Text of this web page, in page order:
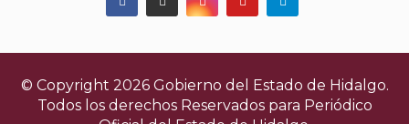
© Copyright 2026 Gobierno del Estado de Hidalgo.
Todos los derechos Reservados para Periódico